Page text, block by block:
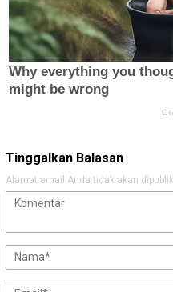
Tinggalkan Balasan
Alamat email Anda tidak akan